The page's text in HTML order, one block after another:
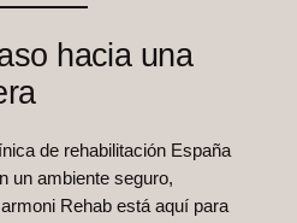
hacia una
de rehabilitación España
un ambiente seguro,
Rehab está aquí para